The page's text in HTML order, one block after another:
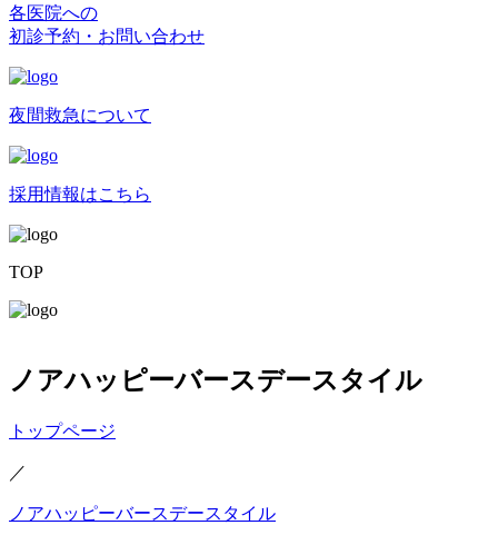
各医院への
初診予約・お問い合わせ
夜間救急について
採用情報はこちら
TOP
ノアハッピーバースデースタイル
トップページ
／
ノアハッピーバースデースタイル